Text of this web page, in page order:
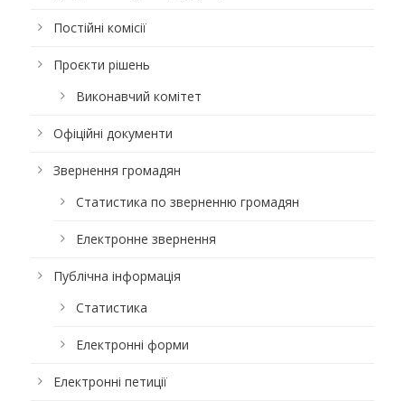
Постійні комісії
Проєкти рішень
Виконавчий комітет
Офіційні документи
Звернення громадян
Статистика по зверненню громадян
Електронне звернення
Публічна інформація
Статистика
Електронні форми
Електронні петиції